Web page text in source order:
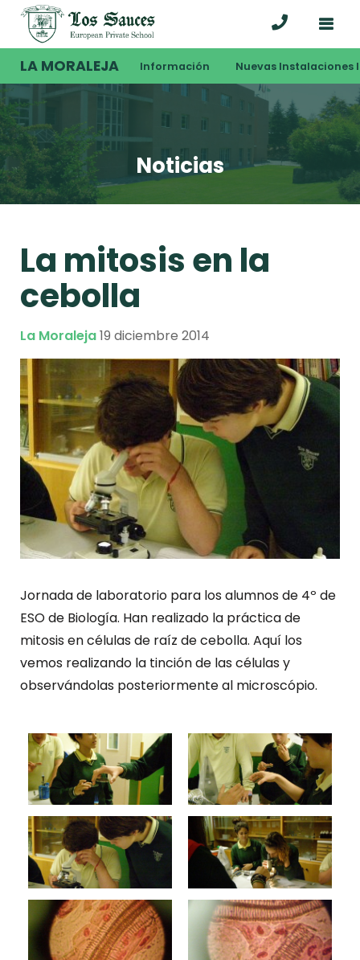
LA MORALEJA Información Nuevas Instalaciones
Noticias
La mitosis en la
cebolla
La Moraleja19 diciembre 2014
Jornada de laboratorio para los alumnos de 4º de
ESO de Biología. Han realizado la práctica de
mitosis en células de raíz de cebolla. Aquí los
vemos realizando la tinción de las células y
observándolas posteriormente al microscópio.